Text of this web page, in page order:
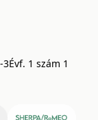
3Évf. 1 szám 1